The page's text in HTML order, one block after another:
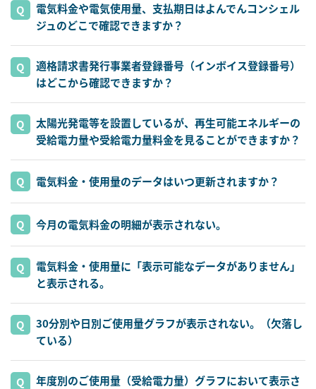
電気料金や電気使用量、支払期日はよんでんコンシェル
ジュのどこで確認できますか？
適格請求書発行事業者登録番号（インボイス登録番号）
はどこから確認できますか？
太陽光発電等を設置しているが、再生可能エネルギーの
受給電力量や受給電力量料金を見ることができますか？
電気料金・使用量のデータはいつ更新されますか？
今月の電気料金の明細が表示されない。
電気料金・使用量に「表示可能なデータがありません」
と表示される。
30分別や日別ご使用量グラフが表示されない。（欠落し
ている）
年度別のご使用量（受給電力量）グラフにおいて表示さ